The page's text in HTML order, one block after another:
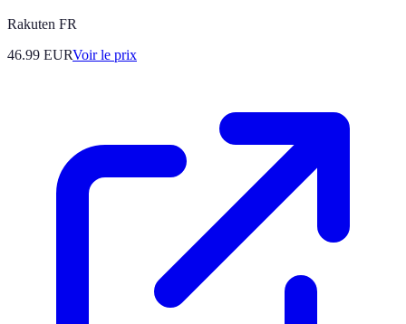
Rakuten FR
46.99 EURVoir le prix